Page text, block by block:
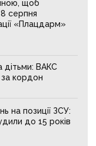
щоб
серпня
«Плацдарм»
дітьми: ВАКС
за кордон
на позиції ЗСУ:
до 15 років